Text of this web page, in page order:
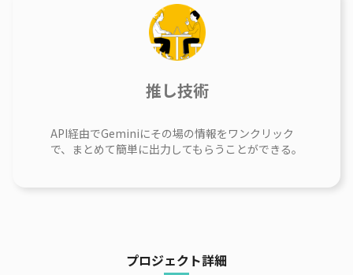
推し技術
API経由でGeminiにその場の情報をワンクリック
で、まとめて簡単に出力してもらうことができる。
プロジェクト詳細